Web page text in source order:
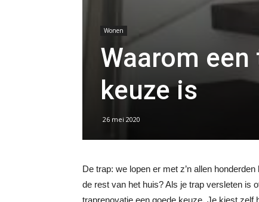
Wonen
Waarom
keuze is
26 mei 2020
De trap: we lopen er met z’n allen
de rest van het huis? Als je trap versleten is
traprenovatie een goede keuze. Je kiest zelf